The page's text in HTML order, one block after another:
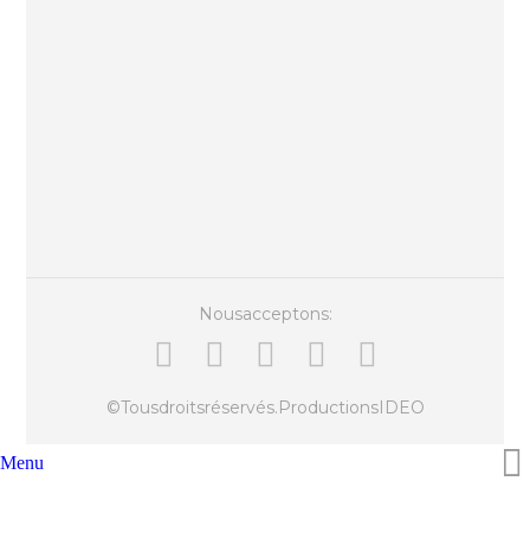
© Tous droits réservés.Productions IDEO
Nous acceptons:
Menu